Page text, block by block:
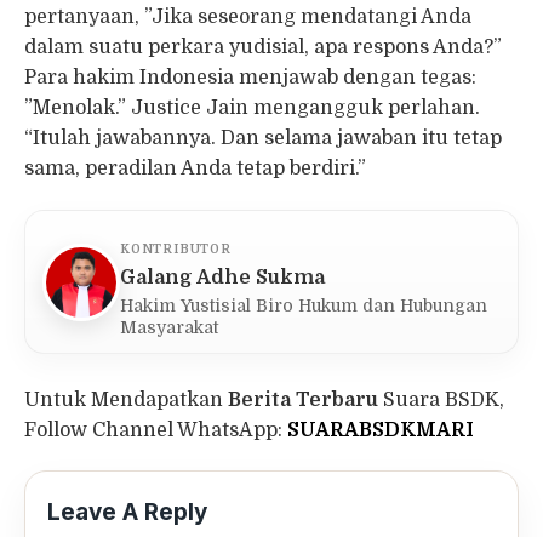
pertanyaan, ”Jika seseorang mendatangi Anda
dalam suatu perkara yudisial, apa respons Anda?”
Para hakim Indonesia menjawab dengan tegas:
”Menolak.” Justice Jain mengangguk perlahan.
“Itulah jawabannya. Dan selama jawaban itu tetap
sama, peradilan Anda tetap berdiri.”
KONTRIBUTOR
Galang Adhe Sukma
Hakim Yustisial Biro Hukum dan Hubungan
Masyarakat
Untuk Mendapatkan Berita Terbaru Suara BSDK,
Follow Channel WhatsApp: SUARABSDKMARI
Leave A Reply